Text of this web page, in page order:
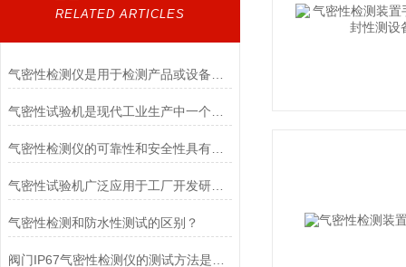
RELATED ARTICLES
气密性检测仪的可靠性和安全性具有重要意义
气密性试验机广泛应用于工厂开发研究等领域
气密性检测和防水性测试的区别？